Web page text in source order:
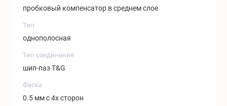
пробковый компенсатор в среднем слое
Тип
однополосная
Тип соединения
шип-паз T&G
Фаска
0.5 мм с 4х сторон